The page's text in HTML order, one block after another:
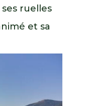
ruelles
et sa